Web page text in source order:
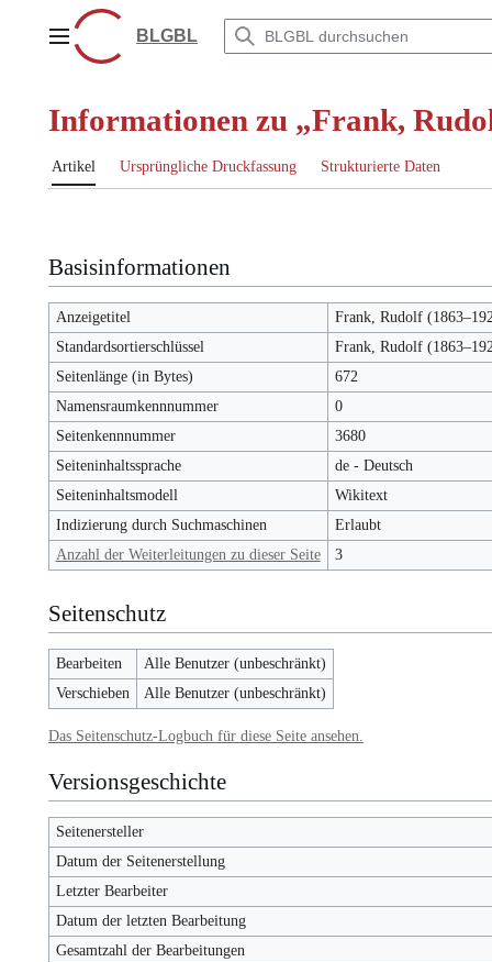
springenHauptmenüBLGBL
Informationen zu „Frank,
Artikel Ursprüngliche Druckfassung Strukturierte Daten
Basisinformationen
Anzeigetitel
Frank, Rudolf
Standardsortierschlüssel
Frank, Rudolf
Seitenlänge (in Bytes)
672
Namensraumkennnummer
0
Seitenkennnummer
3680
Seiteninhaltssprache
de - Deutsch
Seiteninhaltsmodell
Wikitext
Indizierung durch Suchmaschinen
Erlaubt
Anzahl der Weiterleitungen zu dieser Seite
3
Seitenschutz
Bearbeiten
Alle Benutzer (unbeschränkt)
Verschieben
Alle Benutzer (unbeschränkt)
Das Seitenschutz-Logbuch für diese Seite ansehen.
Versionsgeschichte
Seitenersteller
Datum der Seitenerstellung
Letzter Bearbeiter
Datum der letzten Bearbeitung
Gesamtzahl der Bearbeitungen